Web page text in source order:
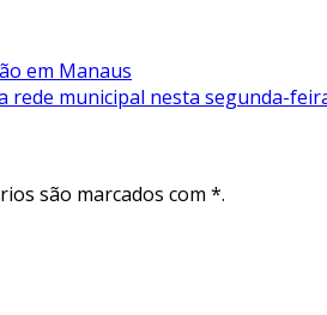
em Manaus
rede municipal nesta segunda-
são marcados com *.